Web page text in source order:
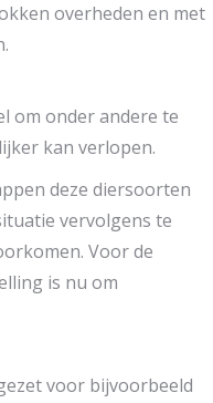
overheden en met
om onder andere te
kan verlopen.
deze diersoorten
vervolgens te
Voor de
is nu om
voor bijvoorbeeld